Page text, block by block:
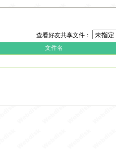
查看好友共享文件：
文件名